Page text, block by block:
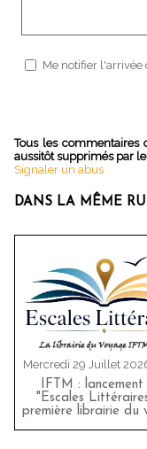
Me notifier
Tous les commentaires
aussitôt supprimés par
Signaler un abus
DANS LA MÊME
Mercredi 29 Juillet
IFTM : lancement
"Escales
première librairie du